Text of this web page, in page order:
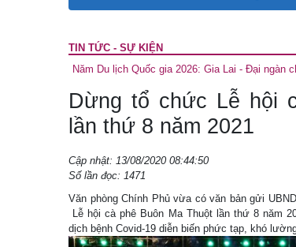
TIN TỨC - SỰ KIỆN
Năm Du lịch Quốc gia 2026: Gia Lai - Đại ngàn
Dừng tổ chức Lễ hội
lần thứ 8 năm 2021
Cập nhật: 13/08/2020 08:44:50
Số lần đọc: 1471
Văn phòng Chính Phủ vừa có văn bản gửi
Lễ hội cà phê Buôn Ma Thuột lần thứ 8 năm
dịch bệnh Covid-19 diễn biến phức tạp, khó